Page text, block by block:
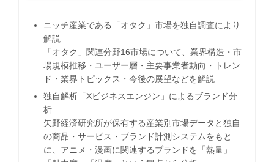
ニッチ産業である「オタク」市場を独自調査により
解説
「オタク」関連分野16市場について、業界構造・市
場規模推移・ユーザー層・主要事業者動向・トレン
ド・業界トピックス・今後の展望などを解説
独自解析「Xビジネスエンジン」によるブランド分
析
矢野経済研究所が保有する産業別市場データと独自
の商品・サービス・ブランド計測システムをもと
に、アニメ・漫画に関連するブランドを「熱量」